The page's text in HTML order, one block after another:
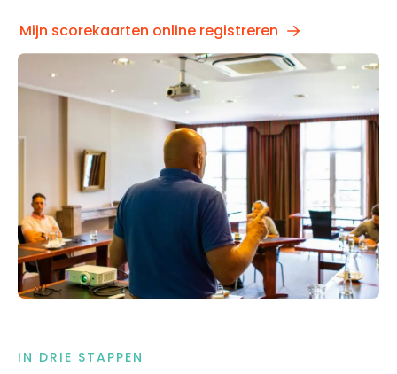
Mijn scorekaarten online registreren
IN DRIE STAPPEN